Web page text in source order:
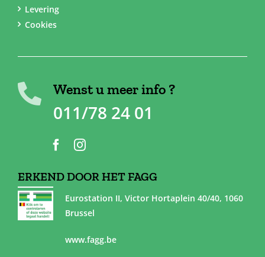
Levering
Cookies
Wenst u meer info ?
011/78 24 01
ERKEND DOOR HET FAGG
Eurostation II, Victor Hortaplein 40/40, 1060
Brussel
www.fagg.be